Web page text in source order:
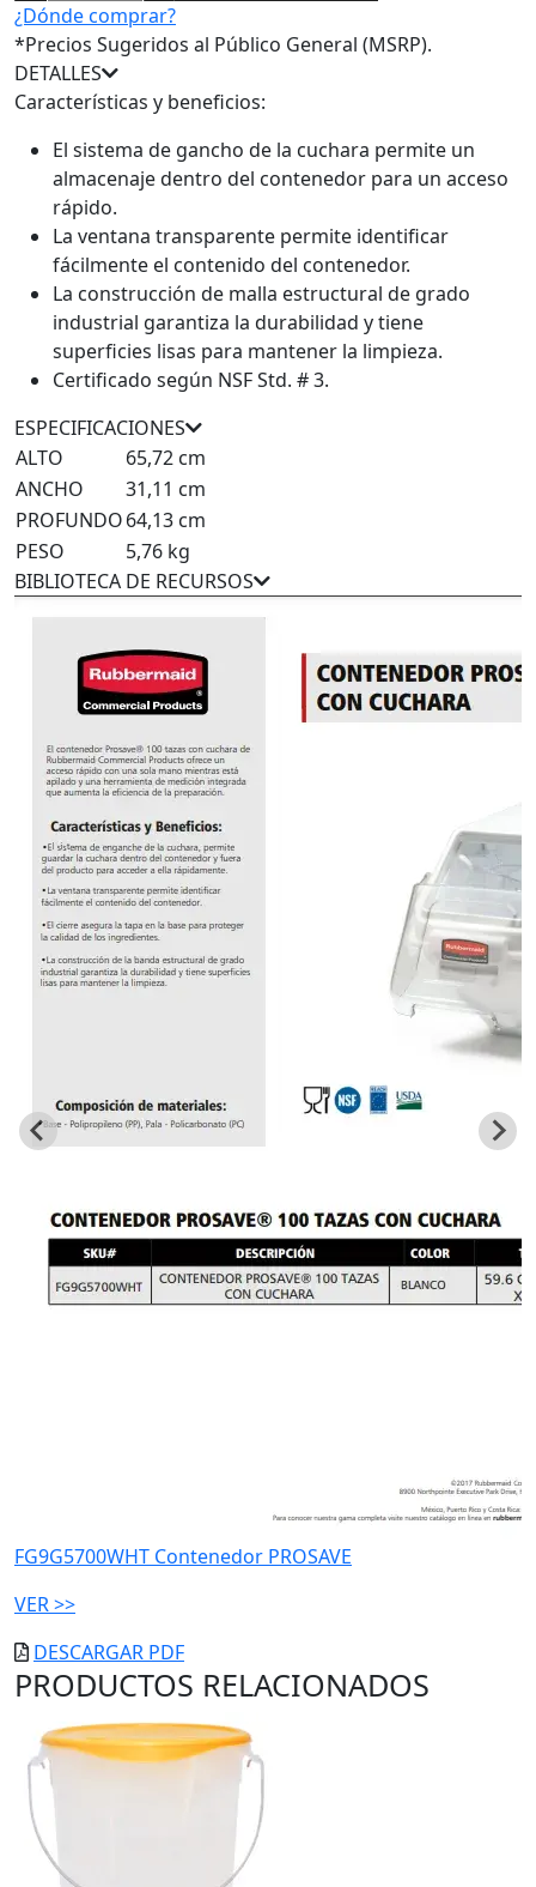
¿Dónde comprar?
*Precios Sugeridos al Público General (MSRP).
DETALLES
Características y beneficios:
El sistema de gancho de la cuchara permite un
almacenaje dentro del contenedor para un acceso
rápido.
La ventana transparente permite identificar
fácilmente el contenido del contenedor.
La construcción de malla estructural de grado
industrial garantiza la durabilidad y tiene
superficies lisas para mantener la limpieza.
Certificado según NSF Std. # 3.
ESPECIFICACIONES
ALTO
65,72 cm
ANCHO
31,11 cm
PROFUNDO64,13 cm
PESO
5,76 kg
BIBLIOTECA DE RECURSOS
FG9G5700WHT Contenedor PROSAVE
VER >>
DESCARGAR PDF
PRODUCTOS RELACIONADOS